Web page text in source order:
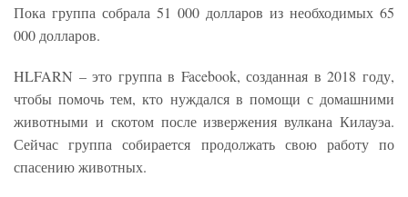
Пока группа собрала 51 000 долларов из необходимых 65
000 долларов.
HLFARN – это группа в Facebook, созданная в 2018 году,
чтобы помочь тем, кто нуждался в помощи с домашними
животными и скотом после извержения вулкана Килауэа.
Сейчас группа собирается продолжать свою работу по
спасению животных.